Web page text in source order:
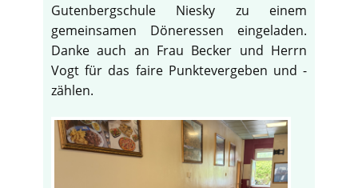
Gutenbergschule Niesky zu einem
gemeinsamen Döneressen eingeladen.
Danke auch an Frau Becker und Herrn
Vogt für das faire Punktevergeben und -
zählen.